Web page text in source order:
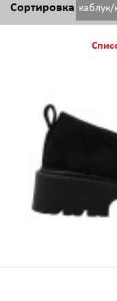
Сортировка каблук/